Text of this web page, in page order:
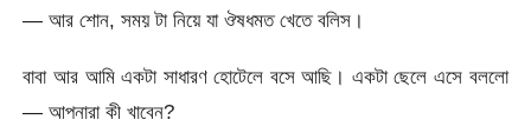
— আর শোন, সময় টা নিয়ে যা ঔষধমত খেতে বলিস।
বাবা আর আমি একটা সাধারণ হোটেলে বসে আছি। একটা ছেলে এসে বললো
— আপনারা কী খাবেন?